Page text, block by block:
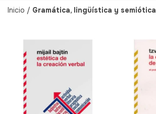
Inicio / Gramática, lingüística y semiótica